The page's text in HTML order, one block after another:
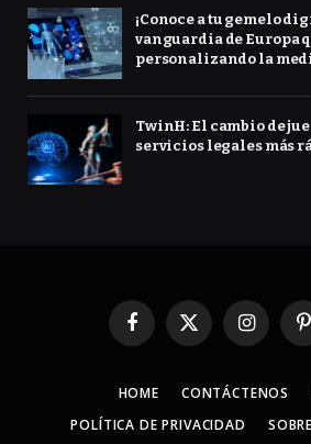
¡Conoce a tu gemelo
vanguardia de Europa
personalizando la
TwinH: El cambio de
servicios legales más
Facebook
X
Instagram
HOME CONTÁCTENOS
POLÍTICA DE PRIVACIDAD